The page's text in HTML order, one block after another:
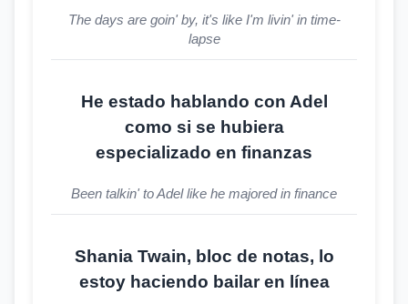
The days are goin' by, it's like I'm livin' in time-
lapse
He estado hablando con Adel
como si se hubiera
especializado en finanzas
Been talkin' to Adel like he majored in finance
Shania Twain, bloc de notas, lo
estoy haciendo bailar en línea